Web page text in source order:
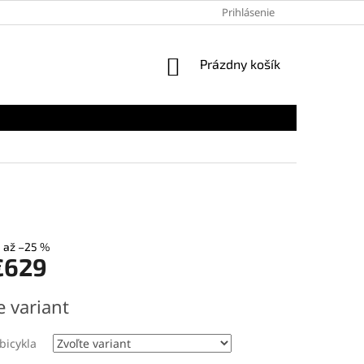
PODMIENKY OCHRANY OSOBNÝCH ÚDAJOV MAPA SERVERU
Prihlásenie
NÁKUPNÝ
Prázdny košík
až –25 %
variant